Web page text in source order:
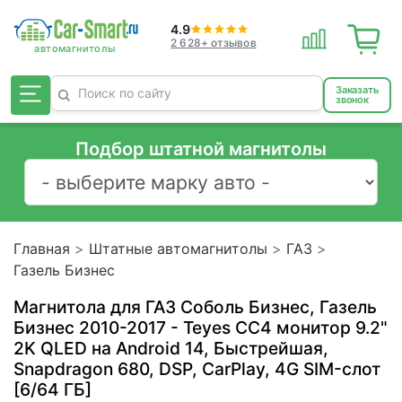
4.9
2 628+ отзывов
Заказать
звонок
Подбор штатной магнитолы
Главная Штатные автомагнитолы
ГАЗ
Газель Бизнес
Магнитола для ГАЗ Соболь Бизнес, Газель
Бизнес 2010-2017 - Teyes CC4 монитор 9.2"
2K QLED на Android 14, Быстрейшая,
Snapdragon 680, DSP, CarPlay, 4G SIM-слот
[6/64 ГБ]